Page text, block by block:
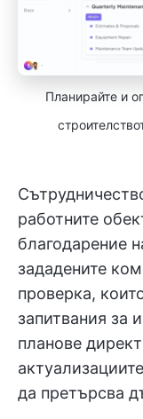
Планирайте и
работните
благодарение
зададените
проверка,
запитвания за
планове
да претърсва